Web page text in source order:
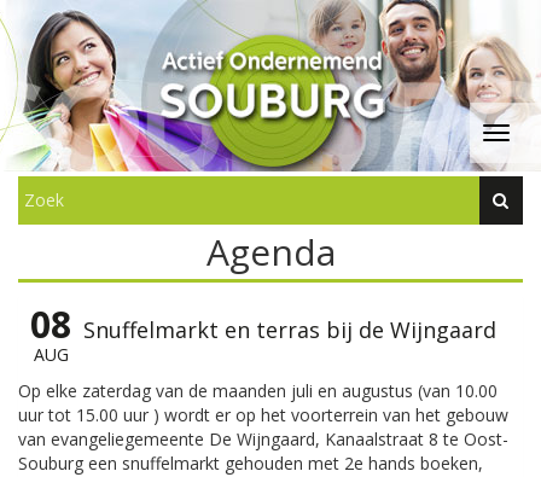
Agenda
08
AUG
Snuffelmarkt en terras bij de Wijngaard
Op elke zaterdag van de maanden juli en augustus (van 10.00
uur tot 15.00 uur ) wordt er op het voorterrein van het gebouw
van evangeliegemeente De Wijngaard, Kanaalstraat 8 te Oost-
Souburg een snuffelmarkt gehouden met 2e hands boeken,